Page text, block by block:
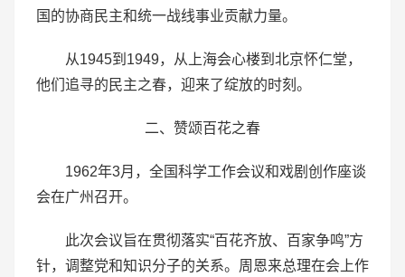
国的协商民主和统一战线事业贡献力量。
从1945到1949，从上海会心楼到北京怀仁堂，
他们追寻的民主之春，迎来了绽放的时刻。
二、赞颂百花之春
1962年3月，全国科学工作会议和戏剧创作座谈
会在广州召开。
此次会议旨在贯彻落实“百花齐放、百家争鸣”方
针，调整党和知识分子的关系。周恩来总理在会上作